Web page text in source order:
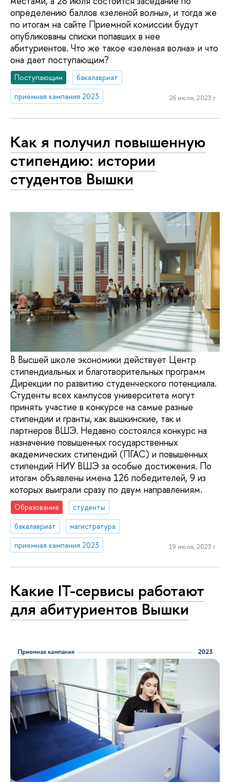
определению баллов «зеленой волны», и тогда же
по итогам на сайте Приемной комиссии будут
опубликованы списки попавших в нее
абитуриентов. Что же такое «зеленая волна» и что
она дает поступающим?
Поступающим
бакалавриат
приемная кампания 2023
26 июля, 2023 г.
Как я получил повышенную
стипендию: истории
студентов Вышки
В Высшей школе экономики действует Центр
стипендиальных и благотворительных программ
Дирекции по развитию студенческого потенциала.
Студенты всех кампусов университета могут
принять участие в конкурсе на самые разные
стипендии и гранты, как вышкинские, так и
партнеров ВШЭ. Недавно состоялся конкурс на
назначение повышенных государственных
академических стипендий (ПГАС) и повышенных
стипендий НИУ ВШЭ за особые достижения. По
итогам объявлены имена 126 победителей, 9 из
которых выиграли сразу по двум направлениям.
Образование
студенты
бакалавриат
магистратура
приемная кампания 2023
19 июля, 2023 г.
Какие IT-сервисы работают
для абитуриентов Вышки